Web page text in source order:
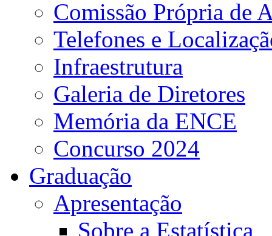
Comissão Própria de
Telefones e
Infraestrutura
Galeria de Diretores
Memória da ENCE
Concurso 2024
Graduação
Apresentação
Sobre a Estatística